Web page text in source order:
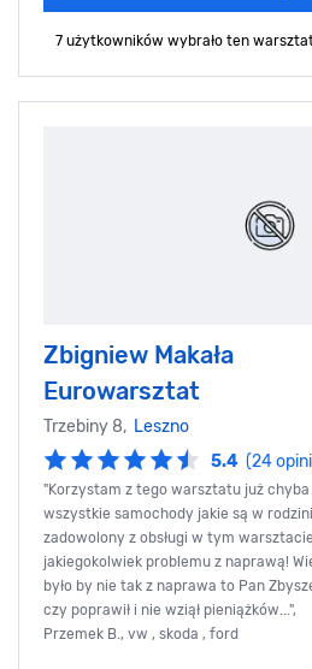
7 użytkowników wybrało ten
Zbigniew Makała
Eurowarsztat
Trzebiny 8, Leszno
5.4 (24
"Korzystam z tego warsztatu już
wszystkie samochody jakie są w
zadowolony z obsługi w tym
jakiegokolwiek problemu z naprawą!
było by nie tak z naprawa to Pan
czy poprawił i nie wziął pieniążków...",
Przemek B., vw , skoda , ford